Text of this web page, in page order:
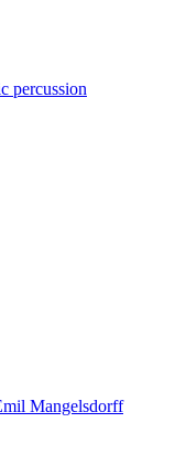
percussion
Mangelsdorff